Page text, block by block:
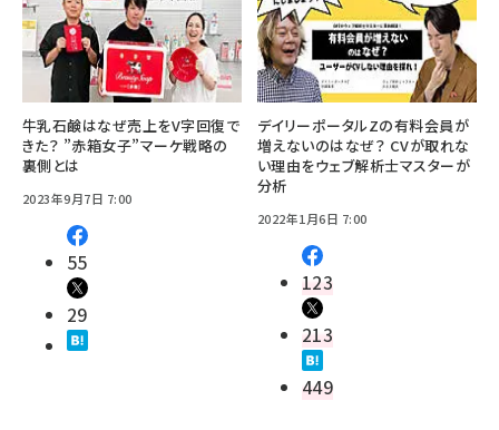
牛乳石鹸はなぜ売上をV字回復で
きた？ ”赤箱女子”マーケ戦略の
裏側とは
2023年9月7日 7:00
55
29
デイリーポータルZの有料会員が
増えないのはなぜ？ CVが取れな
い理由をウェブ解析士マスターが
分析
2022年1月6日 7:00
123
213
449